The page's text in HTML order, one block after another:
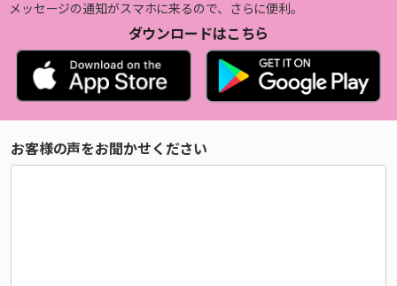
メッセージの通知がスマホに来るので、さらに便利。
ダウンロードはこちら
お客様の声をお聞かせください